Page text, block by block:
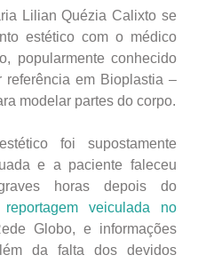
Lilian Quézia Calixto se
estético com o médico
popularmente conhecido
referência em Bioplastia –
modelar partes do corpo.
foi supostamente
e a paciente faleceu
horas depois do
reportagem veiculada no
Globo, e informações
da falta dos devidos